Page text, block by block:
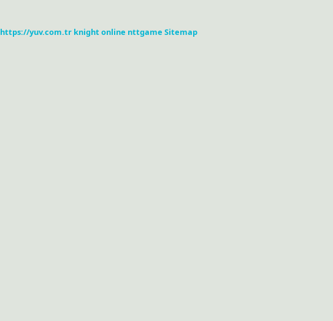
https://yuv.com.tr knight online nttgame Sitemap